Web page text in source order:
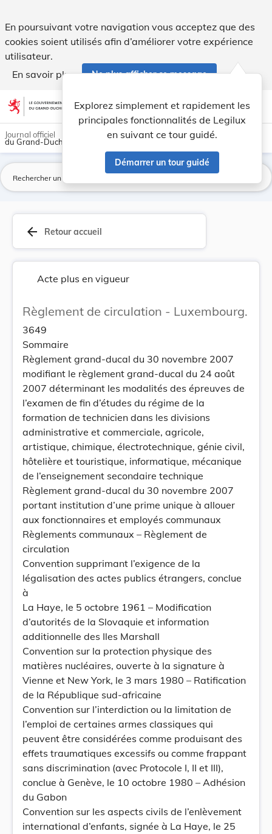
En poursuivant votre navigation vous acceptez que des
cookies soient utilisés afin d’améliorer votre expérience
utilisateur.
En savoir plus
Ne plus afficher ce message
Aller au contenu account_circle help Aide
Explorez simplement et rapidement les
principales fonctionnalités de Legilux
en suivant ce tour guidé.
Démarrer un tour guidé
light_mode dark_mode
Journal officiel
du Grand-Duché de Luxembourg
arrow_back Retour accueil
Acte plus en vigueur
Règlement de circulation - Luxembourg.
3649
Sommaire
Règlement grand-ducal du 30 novembre 2007
modifiant le règlement grand-ducal du 24 août
2007 déterminant les modalités des épreuves de
l’examen de fin d’études du régime de la
formation de technicien dans les divisions
administrative et commerciale, agricole,
artistique, chimique, électrotechnique, génie civil,
hôtelière et touristique, informatique, mécanique
de l’enseignement secondaire technique
Règlement grand-ducal du 30 novembre 2007
portant institution d’une prime unique à allouer
aux fonctionnaires et employés communaux
Règlements communaux – Règlement de
circulation
Convention supprimant l’exigence de la
légalisation des actes publics étrangers, conclue
à
La Haye, le 5 octobre 1961 – Modification
d’autorités de la Slovaquie et information
additionnelle des Iles Marshall
Convention sur la protection physique des
matières nucléaires, ouverte à la signature à
Vienne et New York, le 3 mars 1980 – Ratification
de la République sud-africaine
Convention sur l’interdiction ou la limitation de
l’emploi de certaines armes classiques qui
peuvent être considérées comme produisant des
effets traumatiques excessifs ou comme frappant
sans discrimination (avec Protocole I, II et III),
conclue à Genève, le 10 octobre 1980 – Adhésion
du Gabon
Convention sur les aspects civils de l’enlèvement
international d’enfants, signée à La Haye, le 25